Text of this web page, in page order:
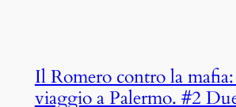
Il Romero contro la
viaggio a Palermo. #2